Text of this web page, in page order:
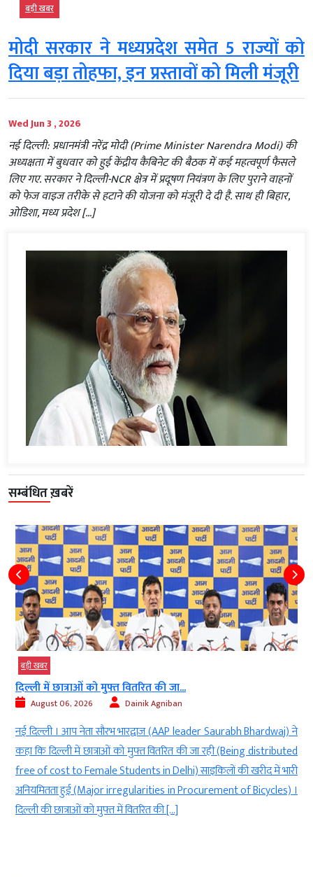
बड़ी खबर
मोदी सरकार ने मध्यप्रदेश समेत 5 राज्यों को
दिया बड़ा तोहफा, इन प्रस्तावों को मिली मंजूरी
Wed Jun 3 , 2026
नई दिल्ली: प्रधानमंत्री नरेंद्र मोदी (Prime Minister Narendra Modi) की
अध्यक्षता में बुधवार को हुई केंद्रीय कैबिनेट की बैठक में कई महत्वपूर्ण फैसले
लिए गए. सरकार ने दिल्ली-NCR क्षेत्र में प्रदूषण नियंत्रण के लिए पुराने वाहनों
को फेज वाइज तरीके से हटाने की योजना को मंजूरी दे दी है. साथ ही बिहार,
ओडिशा, मध्य प्रदेश […]
सम्बंधित ख़बरें
बड़ी खबर
दिल्ली में छात्राओं को मुफ्त वितरित की जा...
August 06, 2026 Dainik Agniban
नई दिल्ली । आप नेता सौरभ भारद्वाज (AAP leader Saurabh Bhardwaj) ने
कहा कि दिल्ली में छात्राओं को मुफ्त वितरित की जा रही (Being distributed
free of cost to Female Students in Delhi) साइकिलों की खरीद में भारी
अनियमितता हुई (Major irregularities in Procurement of Bicycles) ।
दिल्ली की छात्राओं को मुफ्त में वितरित की […]